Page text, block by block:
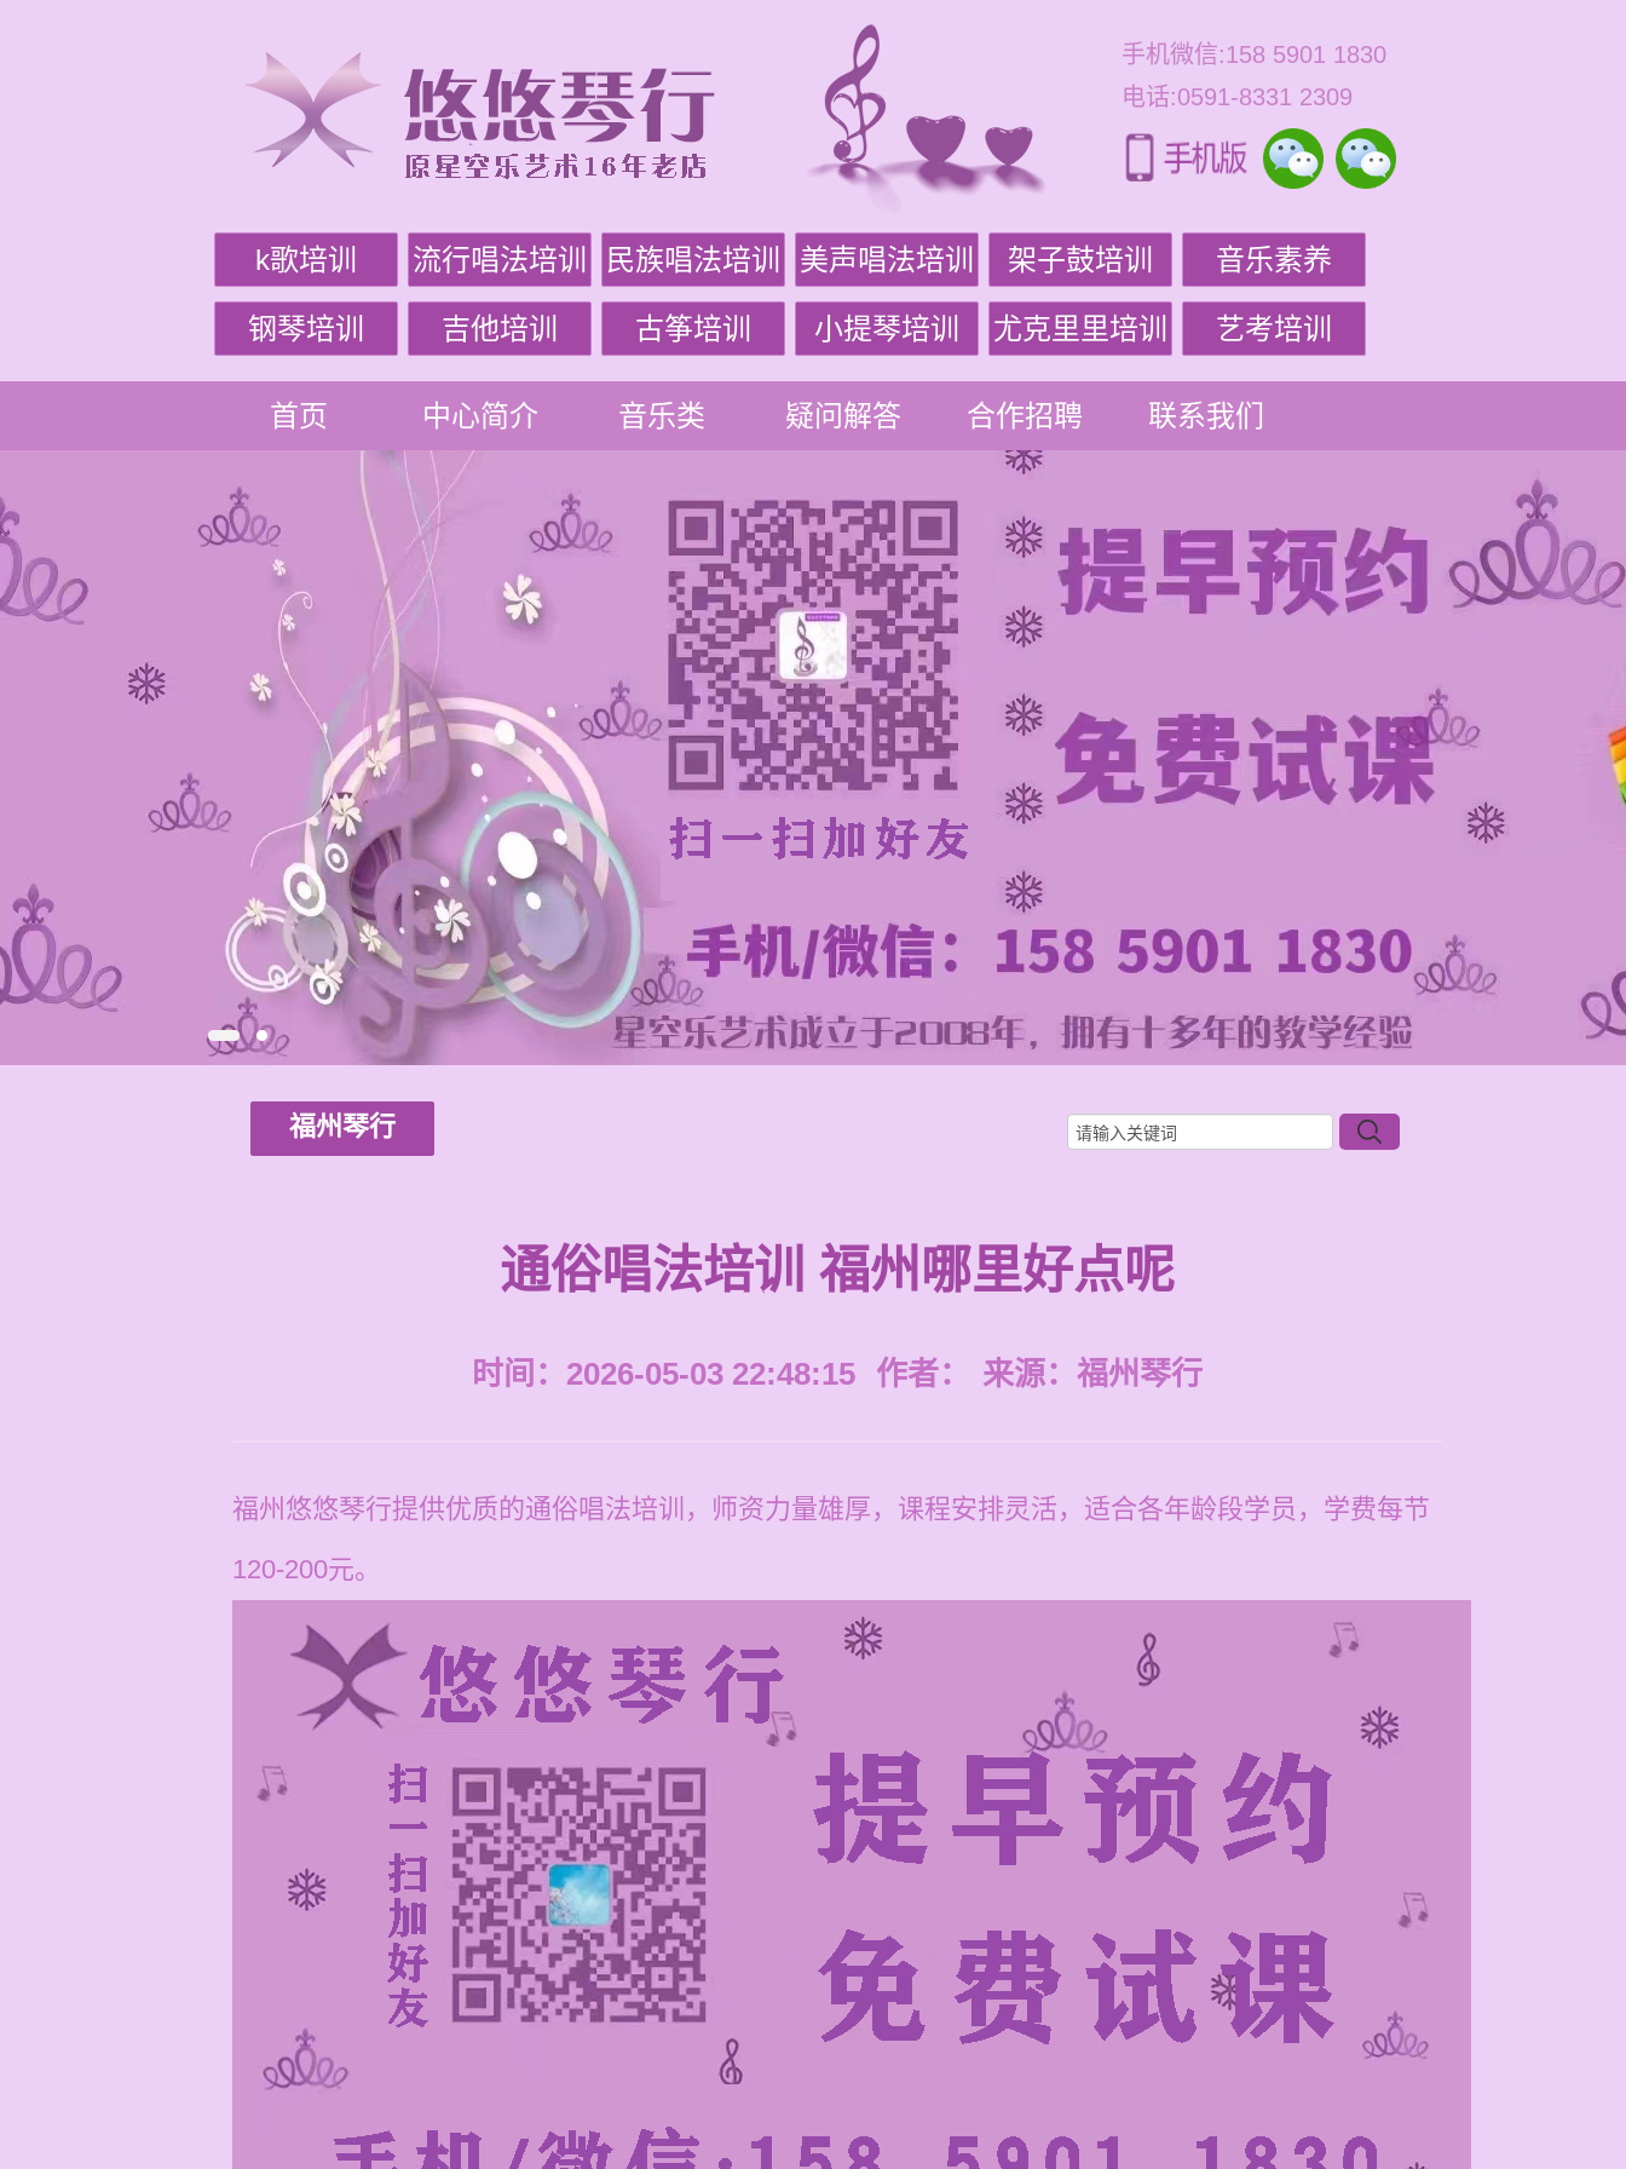
手机微信:158 5901 1830
电话:0591-8331 2309
k歌培训 流行唱法培训 民族唱法培训 美声唱法培训 架子鼓培训 音乐素养
钢琴培训 吉他培训 古筝培训 小提琴培训 尤克里里培训 艺考培训
首页 中心简介 音乐类 疑问解答 合作招聘 联系我们
福州琴行
通俗唱法培训 福州哪里好点呢
时间：2026-05-03 22:48:15 作者： 来源： 福州琴行
福州悠悠琴行提供优质的通俗唱法培训，师资力量雄厚，课程安排灵活，适合各年龄段学员，学费每节
120-200元。